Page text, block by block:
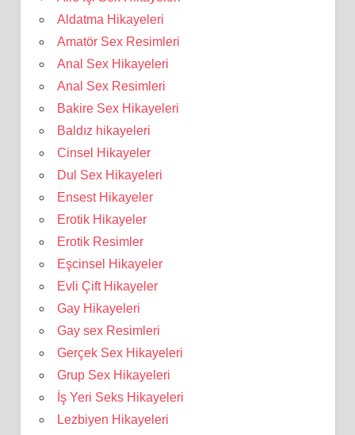
Aldatma Hikayeleri
Amatör Sex Resimleri
Anal Sex Hikayeleri
Anal Sex Resimleri
Bakire Sex Hikayeleri
Baldız hikayeleri
Cinsel Hikayeler
Dul Sex Hikayeleri
Ensest Hikayeler
Erotik Hikayeler
Erotik Resimler
Eşcinsel Hikayeler
Evli Çift Hikayeler
Gay Hikayeleri
Gay sex Resimleri
Gerçek Sex Hikayeleri
Grup Sex Hikayeleri
İş Yeri Seks Hikayeleri
Lezbiyen Hikayeleri